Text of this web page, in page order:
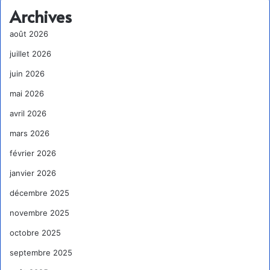
Archives
août 2026
juillet 2026
juin 2026
mai 2026
avril 2026
mars 2026
février 2026
janvier 2026
décembre 2025
novembre 2025
octobre 2025
septembre 2025